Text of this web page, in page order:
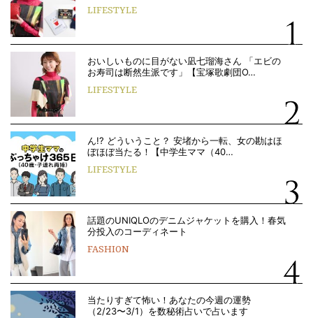
LIFESTYLE
おいしいものに目がない凪七瑠海さん 「エビの
お寿司は断然生派です」【宝塚歌劇団O…
LIFESTYLE
ん!? どういうこと？ 安堵から一転、女の勘はほ
ぼほぼ当たる！【中学生ママ（40…
LIFESTYLE
話題のUNIQLOのデニムジャケットを購入！春気
分投入のコーディネート
FASHION
当たりすぎて怖い！あなたの今週の運勢
（2/23〜3/1）を数秘術占いで占います